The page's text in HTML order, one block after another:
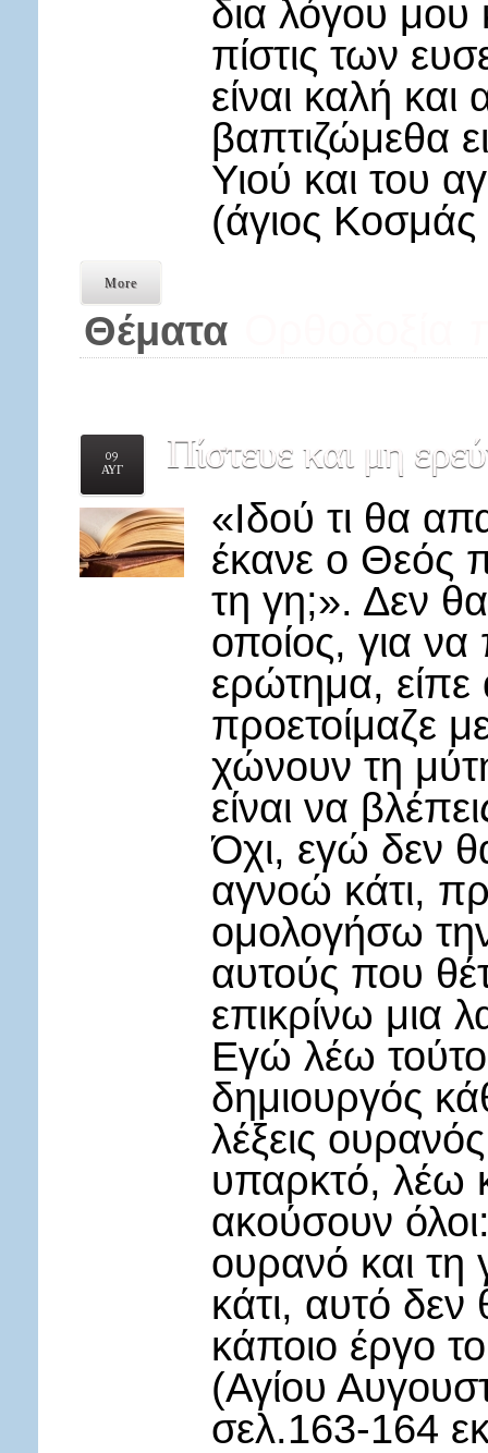
δια λόγου
πίστις των
είναι καλή
βαπτιζώμεθα
Υιού και του
(άγιος
More
Θέματα
09
ΑΥΓ
Πίστευε και μη
«Ιδού τι θα
έκανε ο Θεός
τη γη;». Δεν
οποίος, για
ερώτημα,
προετοίμαζε
χώνουν τη
είναι να
Όχι, εγώ δεν
αγνοώ κάτι,
ομολογήσω
αυτούς που
επικρίνω μια
Εγώ λέω
δημιουργός
λέξεις
υπαρκτό, λέω
ακούσουν
ουρανό και τη
κάτι, αυτό
κάποιο έργο
(Αγίου
σελ.163-164